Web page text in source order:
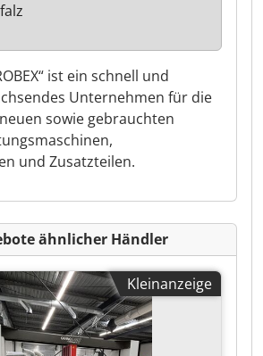
ist ein schnell und
Unternehmen für die
sowie gebrauchten
und Zusatzteilen.
ähnlicher Händler
Kleinanzeige